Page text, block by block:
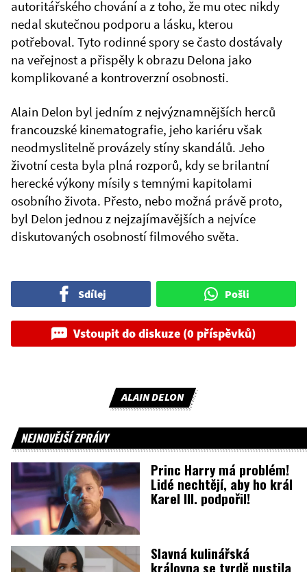
autoritářského chování a z toho, že mu otec nikdy
nedal skutečnou podporu a lásku, kterou
potřeboval. Tyto rodinné spory se často dostávaly
na veřejnost a přispěly k obrazu Delona jako
komplikované a kontroverzní osobnosti.
Alain Delon byl jedním z nejvýznamnějších herců
francouzské kinematografie, jeho kariéru však
neodmyslitelně provázely stíny skandálů. Jeho
životní cesta byla plná rozporů, kdy se brilantní
herecké výkony mísily s temnými kapitolami
osobního života. Přesto, nebo možná právě proto,
byl Delon jednou z nejzajímavějších a nejvíce
diskutovaných osobností filmového světa.
Sdílej Pošli
Vstoupit do diskuze (0 příspěvků)
ALAIN DELON
NEJNOVĚJŠÍ ZPRÁVY
Princ Harry má problém!
Lidé nechtějí, aby ho král
Karel III. podpořil!
Slavná kulinářská
královna se tvrdě pustila